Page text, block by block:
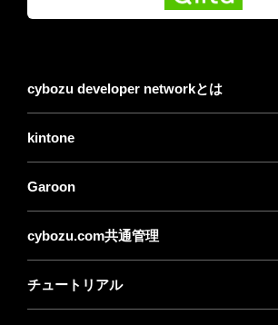
cybozu developer networkとは
kintone
Garoon
cybozu.com共通管理
チュートリアル